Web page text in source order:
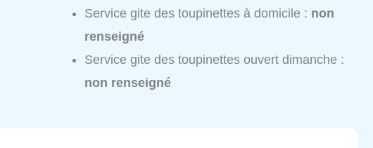
Service gite des toupinettes à domicile : non
renseigné
Service gite des toupinettes ouvert dimanche :
non renseigné